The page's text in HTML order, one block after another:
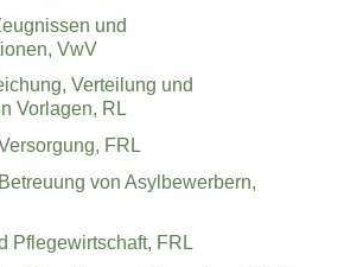
und
VwV
Verteilung und
Vorlagen, RL
FRL
von Asylbewerbern,
Pflegewirtschaft, FRL